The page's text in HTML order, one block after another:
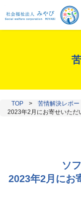
TOP > 苦情解決レポー
2023年2月にお寄せいただ
ソ
2023年2月にお